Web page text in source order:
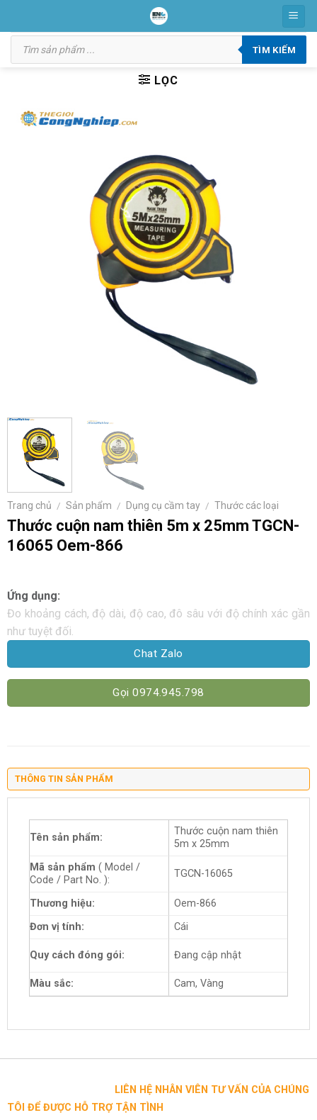
content
Tìm
kiếm
phẩm
TÌM KIẾM
LỌC
Trang chủ / Sản phẩm / Dụng cụ cầm tay / Thước các loại
Thước cuộn nam thiên 5m x 25mm TGCN-
16065 Oem-866
Ứng dụng:
Đo khoảng cách, độ dài, độ cao, đô sâu với độ chính xác gần
như tuyệt đối.
Chat Zalo
Gọi 0974.945.798
THÔNG TIN SẢN PHẨM
Tên sản phẩm:
Thước cuộn nam thiên
5m x 25mm
Mã sản phẩm ( Model /
Code / Part No. ):
TGCN-16065
Thương hiệu:
Oem-866
Đơn vị tính:
Cái
Quy cách đóng gói: Đang cập nhật
Màu sắc: Cam, Vàng
LIÊN HỆ NHÂN VIÊN TƯ VẤN CỦA CHÚNG
TÔI ĐỂ ĐƯỢC HỖ TRỢ TẬN TÌNH